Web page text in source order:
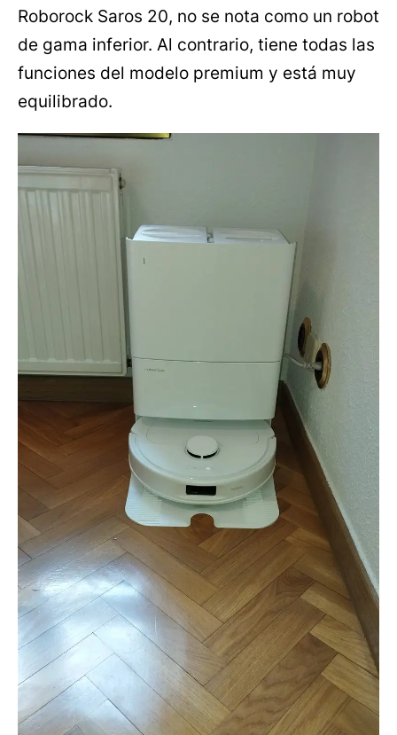
Roborock Saros 20, no se nota como un robot
de gama inferior. Al contrario, tiene todas las
funciones del modelo premium y está muy
equilibrado.